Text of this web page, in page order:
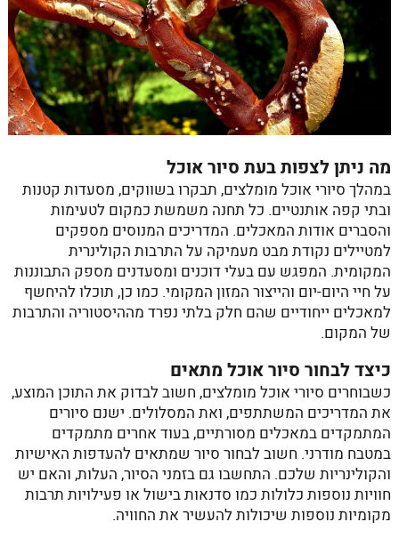
מה ניתן לצפות בעת סיור אוכל
במהלך סיורי אוכל מומלצים, תבקרו בשווקים, מסעדות קטנות
ובתי קפה אותנטיים. כל תחנה משמשת כמקום לטעימות
והסברים אודות המאכלים. המדריכים המנוסים מספקים
למטיילים נקודת מבט מעמיקה על התרבות הקולינרית
המקומית. המפגש עם בעלי דוכנים ומסעדנים מספק התבוננות
על חיי היום-יום והייצור המזון המקומי. כמו כן, תוכלו להיחשף
למאכלים ייחודיים שהם חלק בלתי נפרד מההיסטוריה והתרבות
של המקום.
כיצד לבחור סיור אוכל מתאים
כשבוחרים סיורי אוכל מומלצים, חשוב לבדוק את התוכן המוצע,
את המדריכים המשתתפים, ואת המסלולים. ישנם סיורים
המתמקדים במאכלים מסורתיים, בעוד אחרים מתמקדים
במטבח מודרני. חשוב לבחור סיור שמתאים להעדפות האישיות
והקולינריות שלכם. התחשבו גם בזמני הסיור, העלות, והאם יש
חוויות נוספות כלולות כמו סדנאות בישול או פעילויות תרבות
מקומיות נוספות שיכולות להעשיר את החוויה.